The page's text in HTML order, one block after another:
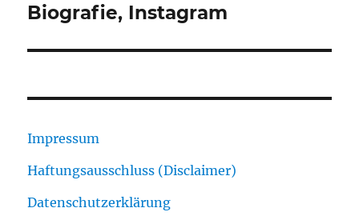
Biografie, Instagram
Impressum
Haftungsausschluss (Disclaimer)
Datenschutzerklärung